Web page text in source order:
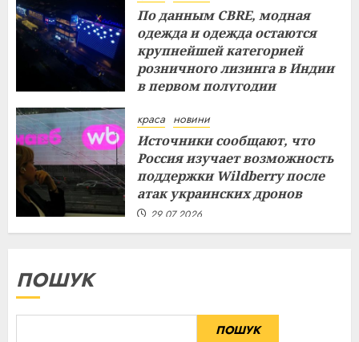
По данным CBRE, модная
одежда и одежда остаются
крупнейшей категорией
розничного лизинга в Индии
в первом полугодии
краса новини
Источники сообщают, что
Россия изучает возможность
поддержки Wildberry после
атак украинских дронов
29.07.2026
ПОШУК
ПОШУК